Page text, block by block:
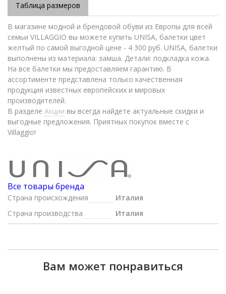
Таблица размеров
В магазине модной и брендовой обуви из Европы для всей
семьи VILLAGGIO вы можете купить UNISA, балетки цвет
желтый по самой выгодной цене - 4 300 руб. UNISA, балетки
выполнены из материала: замша. Детали: подкладка кожа.
На все балетки мы предоставляем гарантию. В
ассортименте представлена только качественная
продукция известных европейских и мировых
производителей.
В разделе Акции вы всегда найдете актуальные скидки и
выгодные предложения. Приятных покупок вместе с
Villaggio!
Все товары бренда
Страна происхождения
Италия
Страна производства
Италия
Вам может понравиться